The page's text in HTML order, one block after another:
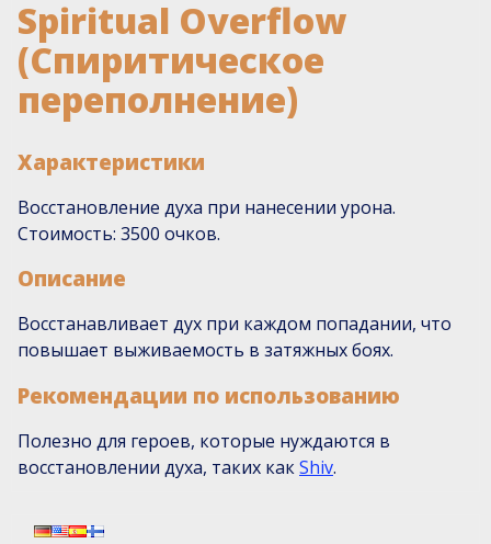
Spiritual Overflow
(Спиритическое
переполнение)
Характеристики
Восстановление духа при нанесении урона.
Стоимость: 3500 очков.
Описание
Восстанавливает дух при каждом попадании, что
повышает выживаемость в затяжных боях.
Рекомендации по использованию
Полезно для героев, которые нуждаются в
восстановлении духа, таких какShiv.